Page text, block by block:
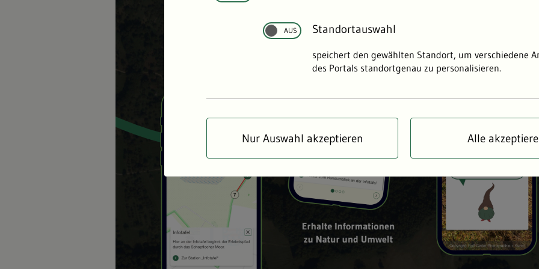
Standortauswahl
speichert den gewählten Standort, um verschiedene
des Portals standortgenau zu personalisieren.
Nur Auswahl akzeptieren Alle